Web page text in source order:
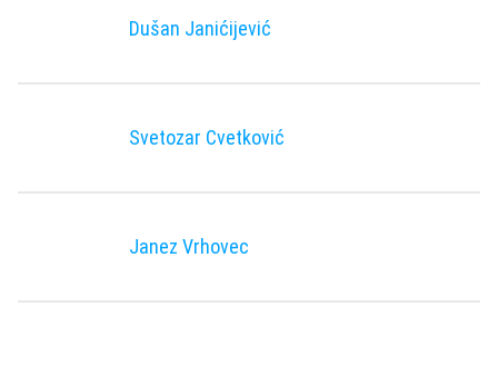
Dušan Janićijević
Svetozar Cvetković
Janez Vrhovec